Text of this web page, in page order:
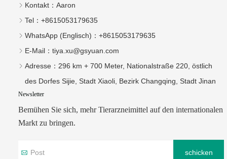
Kontakt： Aaron
Tel： +8615053179635‬
WhatsApp (Englisch)： +8615053179635
E-Mail： tiya.xu@gsyuan.com
Adresse： 296 km + 700 Meter, Nationalstraße 220, östlich
des Dorfes Sijie, Stadt Xiaoli, Bezirk Changqing, Stadt Jinan
Newsletter
Bemühen Sie sich, mehr Tierarzneimittel auf den internationalen
Markt zu bringen.
schicken